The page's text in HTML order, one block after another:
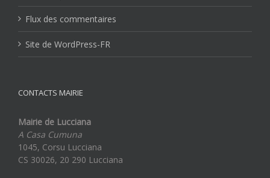
Flux des commentaires
Site de WordPress-FR
CONTACTS MAIRIE
Mairie de Lucciana
A Casa Cumuna
1045, Corsu Lucciana
CS 30026, 20 290 Lucciana